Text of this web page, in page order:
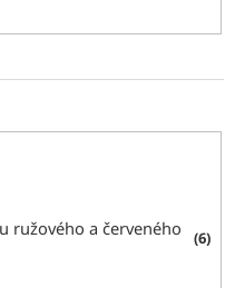
ružového a červeného
6